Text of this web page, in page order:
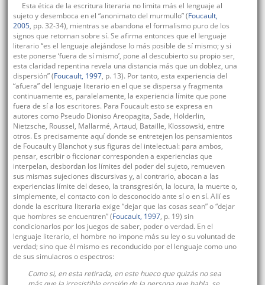
Esta ética de la escritura literaria no limita más el lenguaje al
sujeto y desemboca en el “anonimato del murmullo” (Foucault,
2005, pp. 32-34), mientras se abandona el formalismo puro de los
signos que retornan sobre sí. Se afirma entonces que el lenguaje
literario “es el lenguaje alejándose lo más posible de sí mismo; y si
este ponerse ‘fuera de sí mismo’, pone al descubierto su propio ser,
esta claridad repentina revela una distancia más que un doblez, una
dispersión” (Foucault, 1997, p. 13). Por tanto, esta experiencia del
“afuera” del lenguaje literario en el que se dispersa y fragmenta
continuamente es, paralelamente, la experiencia límite que pone
fuera de sí a los escritores. Para Foucault esto se expresa en
autores como Pseudo Dioniso Areopagita, Sade, Hölderlin,
Nietzsche, Roussel, Mallarmé, Artaud, Bataille, Klossowski, entre
otros. Es precisamente aquí donde se entretejen los pensamientos
de Foucault y Blanchot y sus figuras del intelectual: para ambos,
pensar, escribir o ficcionar corresponden a experiencias que
interpelan, desbordan los límites del poder del sujeto, remueven
sus mismas sujeciones discursivas y, al contrario, abocan a las
experiencias límite del deseo, la transgresión, la locura, la muerte o,
simplemente, el contacto con lo desconocido ante sí o en sí. Allí es
donde la escritura literaria exige “dejar que las cosas sean” o “dejar
que hombres se encuentren” (Foucault, 1997, p. 19) sin
condicionarlos por los juegos de saber, poder o verdad. En el
lenguaje literario, el hombre no impone más su ley o su voluntad de
verdad; sino que él mismo es reconducido por el lenguaje como uno
de sus simulacros o espectros:
Como si, en esta retirada, en este hueco que quizás no sea